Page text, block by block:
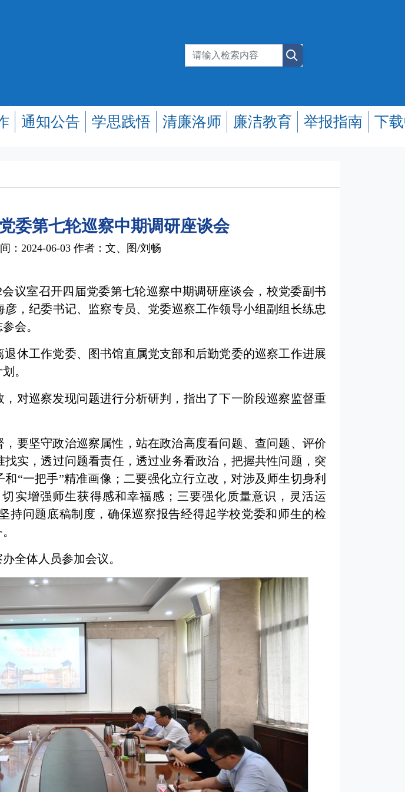
通知公告 学思践悟 清廉洛师 廉洁教育 举报指南 下
委第七轮巡察中期调研座谈会
：2024-06-03 作者：文、图/刘畅
议室召开四届党委第七轮巡察中期调研座谈会，校党委副书
，纪委书记、监察专员、党委巡察工作领导小组副组长练忠
会。
休工作党委、图书馆直属党支部和后勤党委的巡察工作进展
。
对巡察发现问题进行分析研判，指出了下一阶段巡察监督重
要坚守政治巡察属性，站在政治高度看问题、查问题、评价
实，透过问题看责任，透过业务看政治，把握共性问题，突
“一把手”精准画像；二要强化立行立改，对涉及师生切身利
实增强师生获得感和幸福感；三要强化质量意识，灵活运
持问题底稿制度，确保巡察报告经得起学校党委和师生的检
全体人员参加会议。